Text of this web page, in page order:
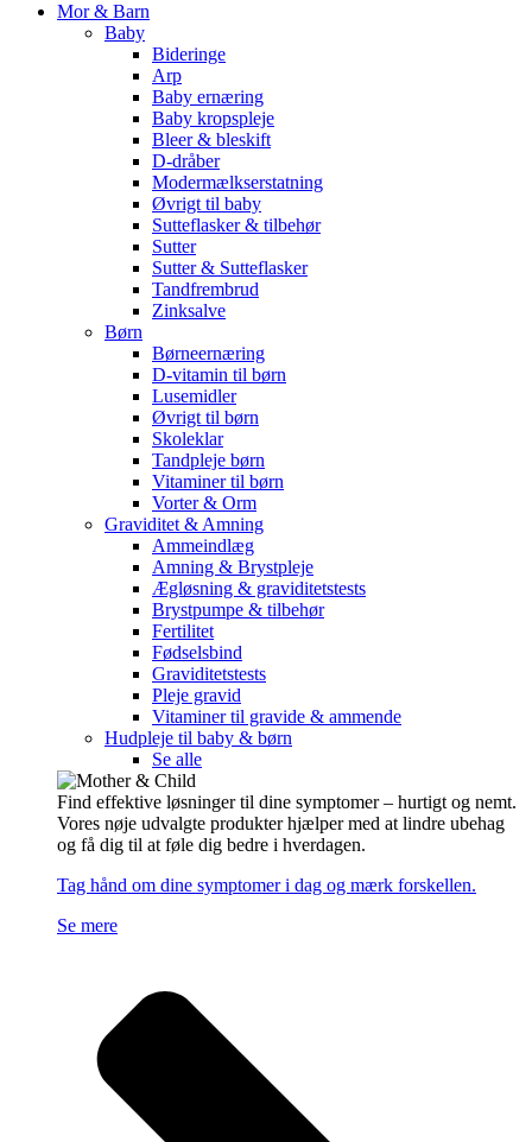
Mor & Barn
Baby
Bideringe
Arp
Baby ernæring
Baby kropspleje
Bleer & bleskift
D-dråber
Modermælkserstatning
Øvrigt til baby
Sutteflasker & tilbehør
Sutter
Sutter & Sutteflasker
Tandfrembrud
Zinksalve
Børn
Børneernæring
D-vitamin til børn
Lusemidler
Øvrigt til børn
Skoleklar
Tandpleje børn
Vitaminer til børn
Vorter & Orm
Graviditet & Amning
Ammeindlæg
Amning & Brystpleje
Ægløsning & graviditetstests
Brystpumpe & tilbehør
Fertilitet
Fødselsbind
Graviditetstests
Pleje gravid
Vitaminer til gravide & ammende
Hudpleje til baby & børn
Se alle
Find effektive løsninger til dine symptomer – hurtigt og nemt.
Vores nøje udvalgte produkter hjælper med at lindre ubehag
og få dig til at føle dig bedre i hverdagen.
Tag hånd om dine symptomer i dag og mærk forskellen.
Se mere